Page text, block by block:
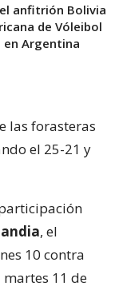
anfitrión Bolivia
de Vóleibol
en Argentina
las forasteras
el 25-21 y
, el
10 contra
11 de